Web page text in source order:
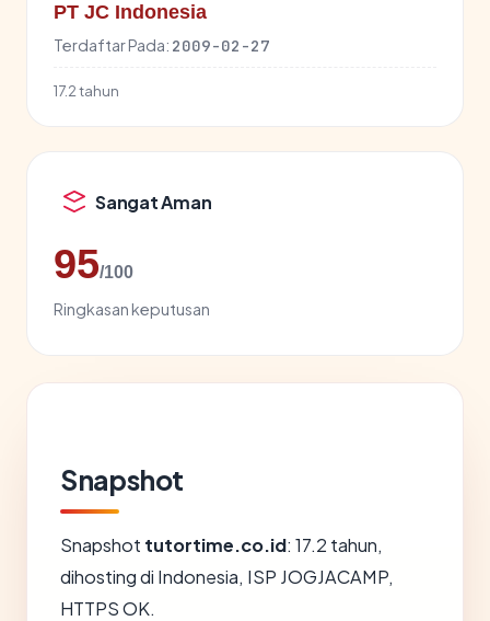
PT JC Indonesia
Terdaftar Pada: 2009-02-27
17.2 tahun
Sangat Aman
95/100
Ringkasan keputusan
Snapshot
Snapshot tutortime.co.id: 17.2 tahun,
dihosting di Indonesia, ISP JOGJACAMP,
HTTPS OK.